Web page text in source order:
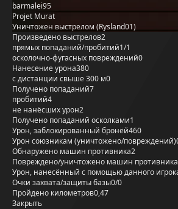
barmalei95
Projet Murat
Уничтожен выстрелом (Rysland01)
Произведено выстрелов2
прямых попаданий/пробитий1/1
осколочно-фугасных повреждений0
Нанесение урона380
с дистанции свыше 300 м0
Получено попаданий7
пробитий4
не нанёсших урон2
Получено попаданий осколками1
Урон, заблокированный бронёй460
Урон союзникам (уничтожено/повреждений)
Обнаружено машин противника2
Повреждено/уничтожено машин противника
Урон, нанесённый с помощью данного
Очки захвата/защиты базы0/0
Пройдено километров0,47
Закрыть